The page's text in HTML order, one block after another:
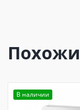
В наличии